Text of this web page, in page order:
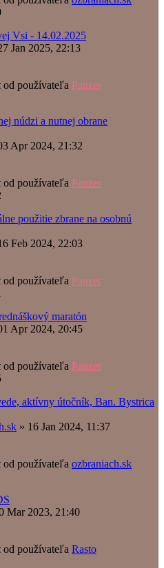
Vsi - 14.02.2025
Jan 2025, 22:13
od používateľa Panzer
núdzi a nutnej obrane
Apr 2024, 21:32
od používateľa Panzer
použitie zbrane na osobnú
Feb 2024, 22:03
od používateľa Panzer
maratón
Apr 2024, 20:45
od používateľa Panzer
aktívny útočník, Ban. Bystrica
» 16 Jan 2024, 11:37
od používateľa ozbraniach.sk
Mar 2023, 21:40
od používateľa Rasto